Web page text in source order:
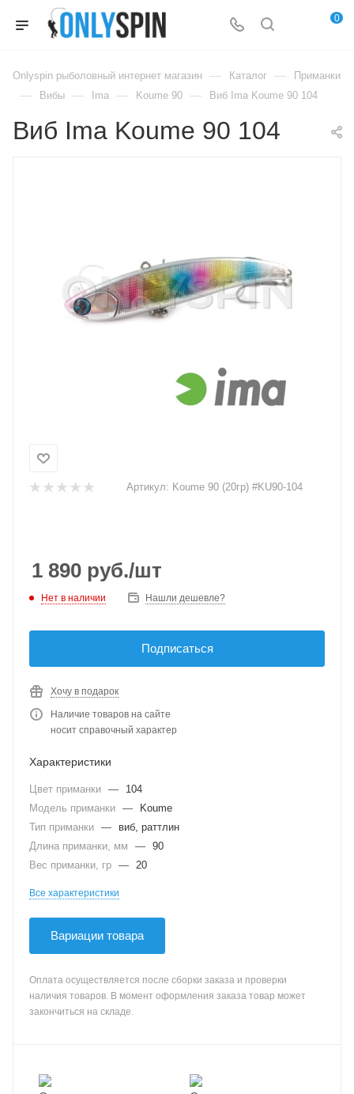
0
Onlyspin рыболовный интернет магазин — Каталог — Приманки
— Вибы — Ima — Koume 90 — Виб Ima Koume 90 104
Виб Ima Koume 90 104
Артикул: Koume 90 (20гр) #KU90-104
1 890 руб./шт
Нет в наличии Нашли дешевле?
Подписаться
Хочу в подарок
Наличие товаров на сайте
носит справочный характер
Характеристики
Цвет приманки —
104
Модель приманки —
Koume
Тип приманки —
виб, раттлин
Длина приманки, мм
— 90
Вес приманки, гр — 20
Все характеристики
Вариации товара
Оплата осуществляется после сборки заказа и проверки
наличия товаров. В момент оформления заказа товар может
закончиться на складе.